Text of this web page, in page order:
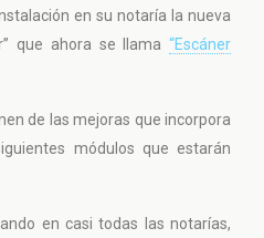
en su notaría la nueva
que ahora se llama “Escáner
de las mejoras que incorpora
módulos que estarán
en casi todas las notarías,